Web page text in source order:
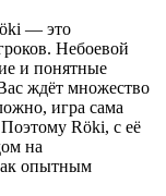
— это
Небоевой
и понятные
ждёт множество
игра сама
Röki, с её
на
опытным